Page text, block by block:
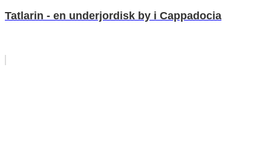
Tatlarin - en underjordisk by i Cappadocia